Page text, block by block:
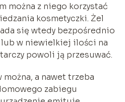
można z niego korzystać
kosmetyczki. Żel
się wtedy bezpośrednio
lub w niewielkiej ilości na
powoli ją przesuwać.
a nawet trzeba
zabiegu